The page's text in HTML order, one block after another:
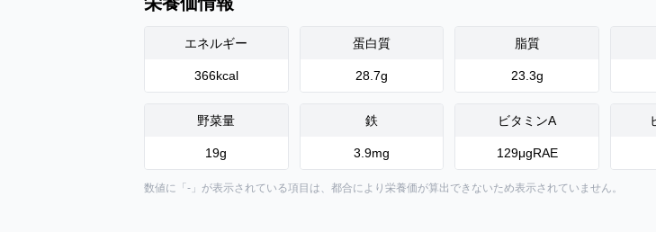
エネルギー
366kcal
蛋白質
28.7g
脂質
23.3g
野菜量
19g
鉄
3.9mg
ビタミンA
129μgRAE
数値に「-」が表示されている項目は、都合により栄養価が算出できないため表示されていません。